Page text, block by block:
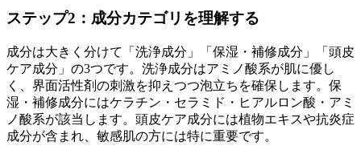
ステップ2：成分カテゴリを理解する
成分は大きく分けて「洗浄成分」「保湿・補修成分」「頭皮
ケア成分」の3つです。洗浄成分はアミノ酸系が肌に優し
く、界面活性剤の刺激を抑えつつ泡立ちを確保します。保
湿・補修成分にはケラチン・セラミド・ヒアルロン酸・アミ
ノ酸系が該当します。頭皮ケア成分には植物エキスや抗炎症
成分が含まれ、敏感肌の方には特に重要です。